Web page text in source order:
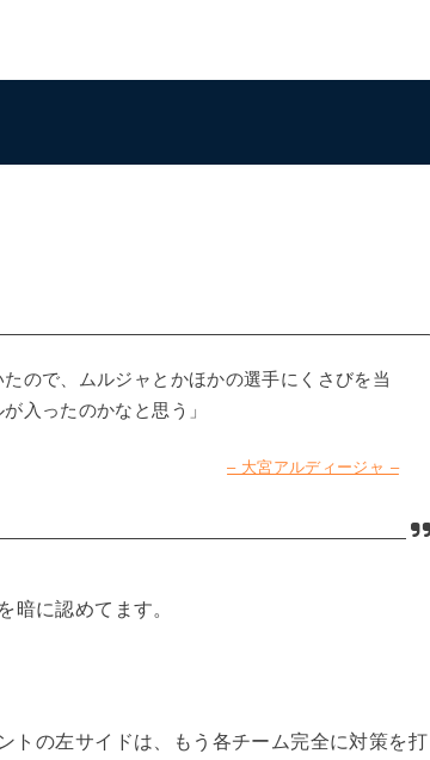
ので、ムルジャとかほかの選手にくさびを当
入ったのかなと思う」
– 大宮アルディージャ –
暗に認めてます。
トの左サイドは、もう各チーム完全に対策を打